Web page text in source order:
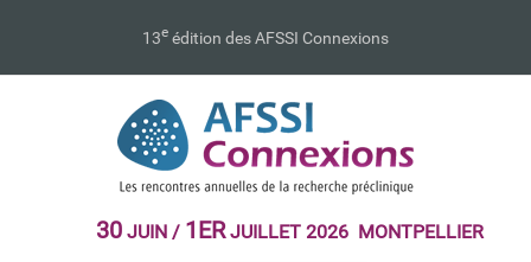
13e édition des AFSSI Connexions
30JUIN / 1ERJUILLET 2026 MONTPELLIER